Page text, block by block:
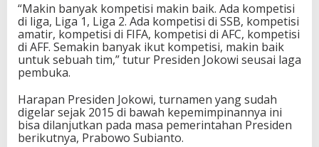
2
4
“Makin banyak kompetisi makin baik. Ada kompetisi
di liga, Liga 1, Liga 2. Ada kompetisi di SSB, kompetisi
amatir, kompetisi di FIFA, kompetisi di AFC, kompetisi
di AFF. Semakin banyak ikut kompetisi, makin baik
untuk sebuah tim,” tutur Presiden Jokowi seusai laga
pembuka.
Harapan Presiden Jokowi, turnamen yang sudah
digelar sejak 2015 di bawah kepemimpinannya ini
bisa dilanjutkan pada masa pemerintahan Presiden
berikutnya, Prabowo Subianto.